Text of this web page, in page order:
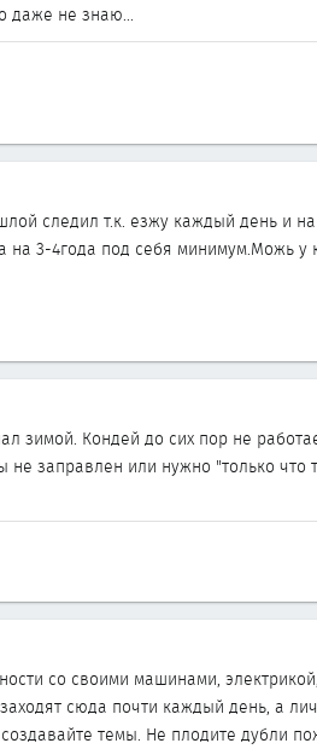
даже не знаю...
следил т.к. езжу каждый день и
3-4года под себя минимум.Можь у
зимой. Кондей до сих пор не
заправлен или нужно "только что
со своими машинами,
сюда почти каждый день, а
темы. Не плодите дубли